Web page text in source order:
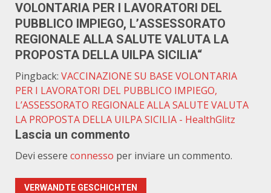
VOLONTARIA PER I LAVORATORI DEL
PUBBLICO IMPIEGO, L’ASSESSORATO
REGIONALE ALLA SALUTE VALUTA LA
PROPOSTA DELLA UILPA SICILIA“
Pingback: VACCINAZIONE SU BASE VOLONTARIA
PER I LAVORATORI DEL PUBBLICO IMPIEGO,
L’ASSESSORATO REGIONALE ALLA SALUTE VALUTA
LA PROPOSTA DELLA UILPA SICILIA - HealthGlitz
Lascia un commento
Devi essere connesso per inviare un commento.
VERWANDTE GESCHICHTEN